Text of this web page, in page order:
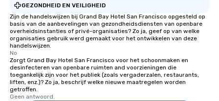
GEZONDHEID EN VEILIGHEID
Zijn de handelswijzen bij Grand Bay Hotel San Francisco opgesteld op
basis van de aanbevelingen van gezondheidsdiensten van openbare
overheidsinstanties of privé-organisaties? Zo ja, geef op van welke
organisaties gebruik werd gemaakt voor het ontwikkelen van deze
handelswijzen.
No
Zorgt Grand Bay Hotel San Francisco voor het schoonmaken en
desinfecteren van openbare ruimten and voorzieningen die
toegankelijk zijn voor het publiek (zoals vergaderzalen, restaurants,
liften, enz.)? Zo ja, beschrijf welke nieuwe maatregelen worden
getroffen.
Geen antwoord.